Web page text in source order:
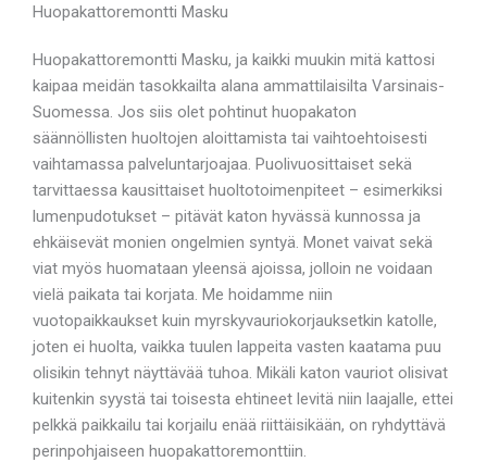
Huopakattoremontti Masku
Huopakattoremontti Masku, ja kaikki muukin mitä kattosi
kaipaa meidän tasokkailta alana ammattilaisilta Varsinais-
Suomessa. Jos siis olet pohtinut huopakaton
säännöllisten huoltojen aloittamista tai vaihtoehtoisesti
vaihtamassa palveluntarjoajaa. Puolivuosittaiset sekä
tarvittaessa kausittaiset huoltotoimenpiteet – esimerkiksi
lumenpudotukset – pitävät katon hyvässä kunnossa ja
ehkäisevät monien ongelmien syntyä. Monet vaivat sekä
viat myös huomataan yleensä ajoissa, jolloin ne voidaan
vielä paikata tai korjata. Me hoidamme niin
vuotopaikkaukset kuin myrskyvauriokorjauksetkin katolle,
joten ei huolta, vaikka tuulen lappeita vasten kaatama puu
olisikin tehnyt näyttävää tuhoa. Mikäli katon vauriot olisivat
kuitenkin syystä tai toisesta ehtineet levitä niin laajalle, ettei
pelkkä paikkailu tai korjailu enää riittäisikään, on ryhdyttävä
perinpohjaiseen huopakattoremonttiin.